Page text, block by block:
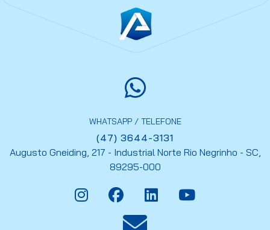
WHATSAPP / TELEFONE
(47) 3644-3131
Augusto Gneiding, 217 - Industrial Norte Rio Negrinho - SC,
89295-000